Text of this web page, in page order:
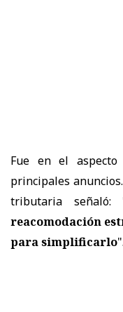
Fue en el aspecto
principales
tributaria señaló:
reacomodación
para simplificarlo".